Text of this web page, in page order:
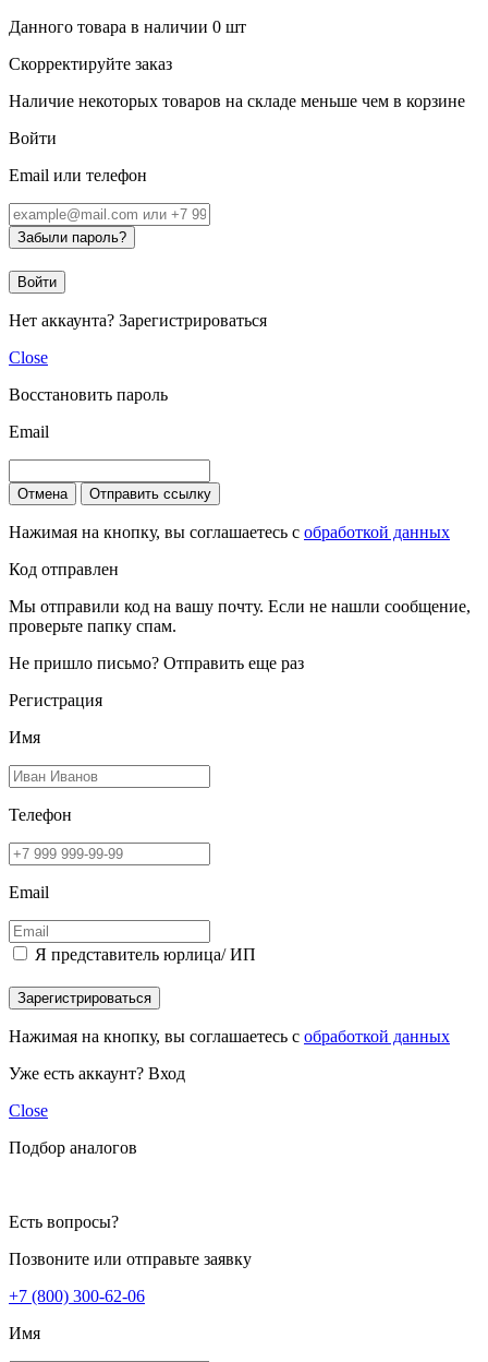
Данного товара в наличии 0 шт
Скорректируйте заказ
Наличие некоторых товаров на складе меньше чем в корзине
Войти
Email или телефон
Забыли пароль?
Войти
Нет аккаунта? Зарегистрироваться
Close
Восстановить пароль
Email
Отмена Отправить ссылку
Нажимая на кнопку, вы соглашаетесь с обработкой данных
Код отправлен
Мы отправили код на вашу почту. Если не нашли сообщение,
проверьте папку спам.
Не пришло письмо? Отправить еще раз
Регистрация
Имя
Телефон
Email
Я представитель юрлица/ ИП
Зарегистрироваться
Нажимая на кнопку, вы соглашаетесь с обработкой данных
Уже есть аккаунт? Вход
Close
Подбор аналогов
Есть вопросы?
Позвоните или отправьте заявку
+7 (800) 300-62-06
Имя